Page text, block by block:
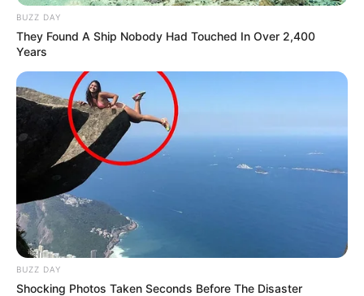
BUZZ DAY
They Found A Ship Nobody Had Touched In Over 2,400
Years
BUZZ DAY
Shocking Photos Taken Seconds Before The Disaster